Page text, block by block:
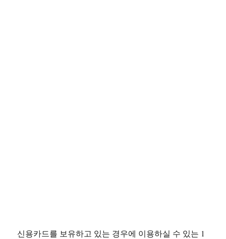
신용카드를 보유하고 있는 경우에 이용하실 수 있는 1